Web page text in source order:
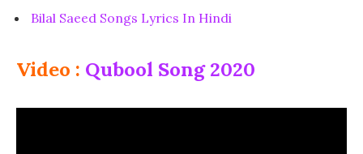
Bilal Saeed Songs Lyrics In Hindi
Video : Qubool Song 2020